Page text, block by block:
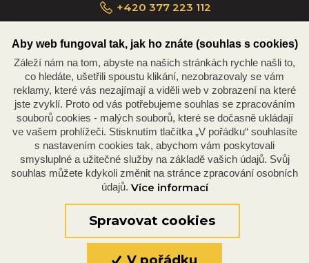
+420 377 223 112
Náměstí Republiky 234/35, 301 00 Plzeň
© 2026 Oficiální stránky Plzeňské diecéze
Aby web fungoval tak, jak ho znáte (souhlas s cookies)
Záleží nám na tom, abyste na našich stránkách rychle našli to,
co hledáte, ušetřili spoustu klikání, nezobrazovaly se vám
reklamy, které vás nezajímají a viděli web v zobrazení na které
jste zvyklí. Proto od vás potřebujeme souhlas se zpracováním
souborů cookies - malých souborů, které se dočasně ukládají
ve vašem prohlížeči. Stisknutím tlačítka „V pořádku“ souhlasíte
s nastavením cookies tak, abychom vám poskytovali
smysluplné a užitečné služby na základě vašich údajů. Svůj
souhlas můžete kdykoli změnit na stránce zpracování osobních
údajů. Více informací
Spravovat cookies
V pořádku